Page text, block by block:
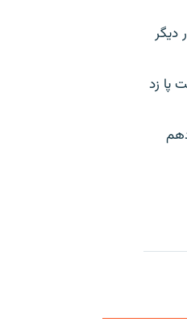
مشترکی بار دیگر
پا زد